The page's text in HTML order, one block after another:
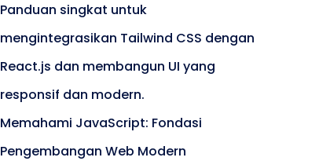
Panduan singkat untuk
mengintegrasikan Tailwind CSS dengan
React.js dan membangun UI yang
responsif dan modern.
Memahami JavaScript: Fondasi
Pengembangan Web Modern